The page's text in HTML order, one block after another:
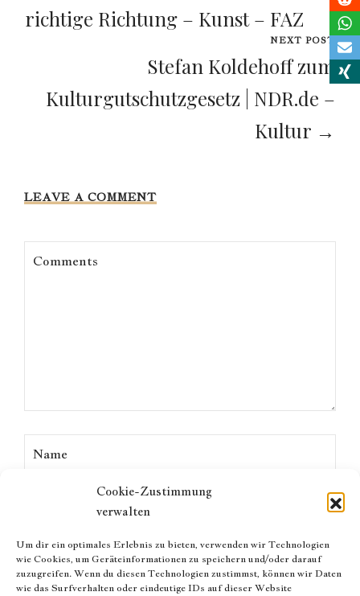
Cookie-Zustimmung
verwalten
Um dir ein optimales Erlebnis zu bieten, verwenden wir Technologien
wie Cookies, um Geräteinformationen zu speichern und/oder darauf
zuzugreifen. Wenn du diesen Technologien zustimmst, können wir Daten
wie das Surfverhalten oder eindeutige IDs auf dieser Website
richtige Richtung – Kunst – FAZ
NEXT POST
Stefan Koldehoff zum
Kulturgutschutzgesetz | NDR.de –
Kultur →
LEAVE A COMMENT